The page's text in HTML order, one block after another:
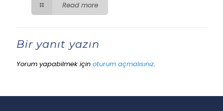
Read more
Bir yanıt yazın
Yorum yapabilmek için oturum açmalısınız.